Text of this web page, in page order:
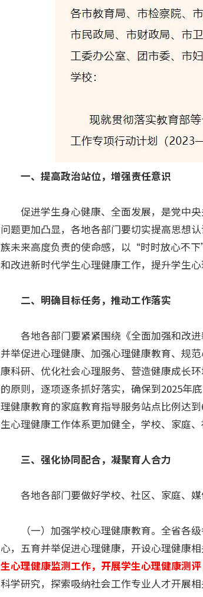
一、提高政治站位，增强责任意识
促进学生身心健康、全面发展，是党中央
问题更加凸显，各地各部门要切实提高思想
族未来高度负责的使命感，以“时时放心不
和改进新时代学生心理健康工作，提升学生
二、明确目标任务，推动工作落实
各地各部门要紧紧围绕《全面加强和改进
并举促进心理健康、加强心理健康教育、规
康科研、优化社会心理服务、营造健康成长
的原则，逐项逐条抓好落实，确保到2025年
理健康教育的家庭教育指导服务站点比例达
生心理健康工作体系更加健全，学校、家庭
三、强化协同配合，凝聚育人合力
各地各部门要做好学校、社区、家庭、媒
（一）加强学校心理健康教育。全省各级
心，五育并举促进心理健康，开设心理健康
生心理健康监测工作，开展学生心理健康测
科学研究，探索吸纳社会工作专业人才开展相